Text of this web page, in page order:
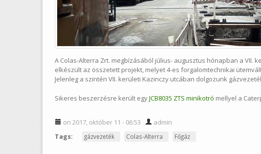
A Colas-Alterra Zrt. megbízásából július- augusztus hónapban a
elkészült az összetett projekt, melyet 4-es forgalomtechnikai
Jelenleg a szintén VII. kerületi Kazinczy utcában dolgozunk
Sikeres beszerzésre került egyJCB8035 ZTS minikotró mellyel a
on 2017, október 11 - 06:53
admin
Tags:
gázvezeték Colas-Alterra Főgáz